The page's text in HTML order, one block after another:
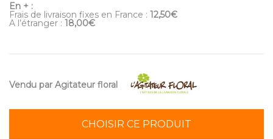
En + :
Frais de livraison fixes en France : 12,50€
A l’étranger : 18,00€
Vendu par Agitateur floral
CHOISIR CE PRODUIT